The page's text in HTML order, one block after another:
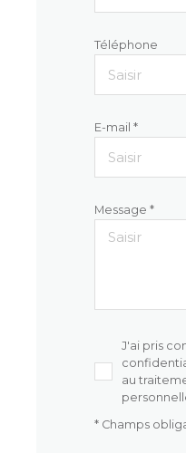
Téléphone
E-mail *
Message *
J'ai pris
au
* Champs